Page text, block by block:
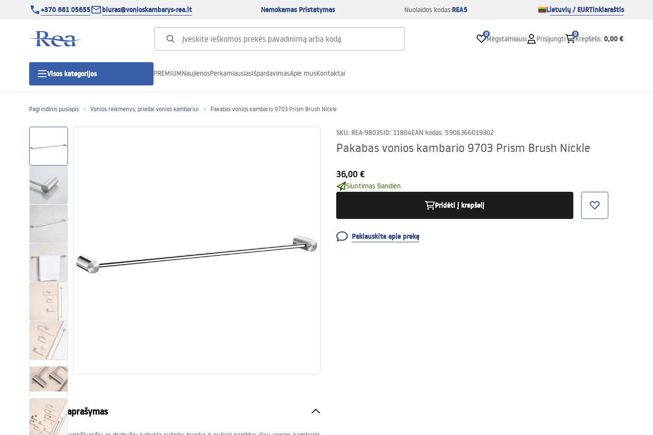
+370 661 05655 biuras@vonioskambarys-rea.lt Nemokamas Pristatymas Nuolaidos kodas:REA5 Lietuvių / EURTinklaraštis
0
Mėgstamiausi Prisijungti
0
Krepšelis: 0,00 €
Visos kategorijos
Dušo durys
Linijiniai dušo kanalai
Praustuvas
Vonios ir ekranai
Vonios dušai
Virtuvė
PREMIUMNaujienosPerkamiausiasIšpardavimasApie musKontaktai
Pagrindinis puslapis Vonios reikmenys, priedai vonios kambariui Pakabas vonios kambario 9703 Prism Brush Nickle
SKU: REA-98035ID: 11804EAN kodas: 5906366019302
Pakabas vonios kambario 9703 Prism Brush Nickle
36,00 €
Siuntimas šiandien.
Pridėti į krepšelį
Paklauskite apie prekę
Produkto aprašymas